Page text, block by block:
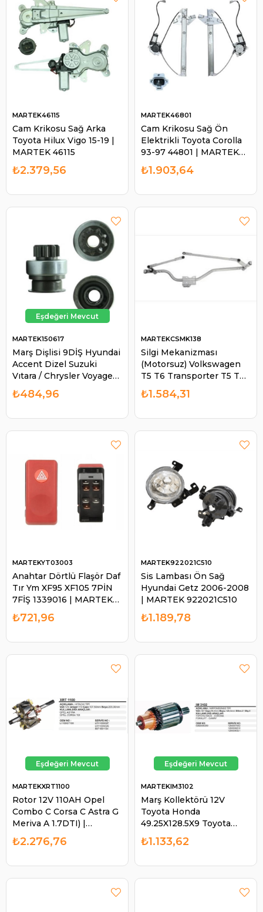
Cam Krikosu Sağ Arka
Toyota Hilux Vigo 15-19 |
MARTEK 46115
MARTEK46115
₺2.379,56
Cam Krikosu Sağ Ön
Elektrikli Toyota Corolla
93-97 44801 | MARTEK
46801
MARTEK46801
₺1.903,64
Marş Dişlisi 9DİŞ Hyundai
Accent Dizel Suzuki
Vıtara / Chrysler Voyager
2.8 CRDI ZEN0617 |
MARTEK 150617
MARTEK150617
₺484,96
Silgi Mekanizması
(Motorsuz) Volkswagen
T5 T6 Transporter T5 T6 |
MARTEK CSMK138
MARTEKCSMK138
₺1.584,31
Anahtar Dörtlü Flaşör Daf
Tır Ym XF95 XF105 7PİN
7FİŞ 1339016 | MARTEK
YT03003
MARTEKYT03003
₺721,96
Sis Lambası Ön Sağ
Hyundai Getz 2006-2008
| MARTEK 922021C510
MARTEK922021C510
₺1.189,78
Rotor 12V 110AH Opel
Combo C Corsa C Astra G
Meriva A 1.7DTI) |
MARTEK XRT1100
MARTEKXRT1100
₺2.276,76
Marş Kollektörü 12V
Toyota Honda
49.25X128.5X9 Toyota
Corolla Avensis RAV4
Carina Camry | MARTEK
MARTEKIM3102
₺1.133,62